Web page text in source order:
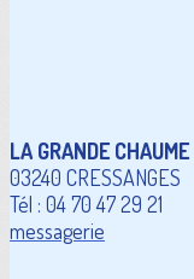
LA GRANDE CHAUME
03240 CRESSANGES
Tél : 04 70 47 29 21
messagerie